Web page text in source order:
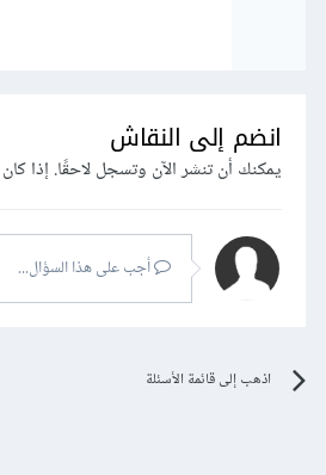
انضم إلى النقاش
يمكنك أن تنشر الآن وتسجل لاحقًا. إذا
أجب على هذا السؤال...
اذهب إلى قائمة الأسئلة